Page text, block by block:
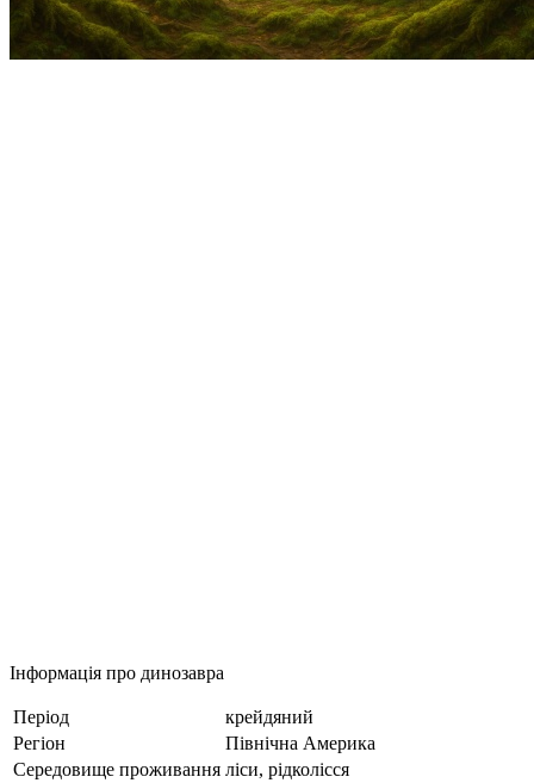
Інформація про динозавра
Період
крейдяний
Регіон
Північна Америка
Середовище проживання ліси, рідколісся